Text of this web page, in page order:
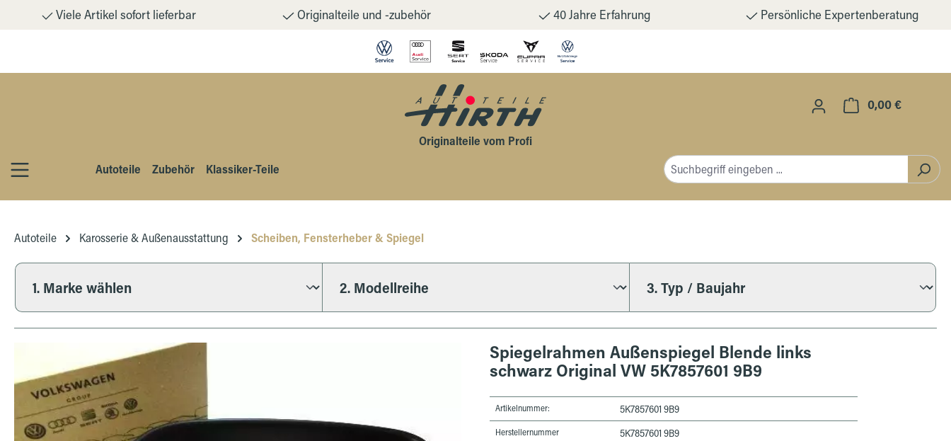
Hauptinhalt springen
Zur Suche springen
Zur Hauptnavigation springen
Viele Artikel sofort lieferbar Originalteile und -zubehör 40 Jahre Erfahrung Persönliche Expertenberatung
0,00 €
Originalteile vom Profi
Autoteile
Zubehör Klassiker-Teile
Autoteile Karosserie & Außenausstattung Scheiben, Fensterheber & Spiegel
Bildergalerie überspringen
Spiegelrahmen Außenspiegel Blende links
schwarz Original VW 5K7857601 9B9
Artikelnummer: 5K7857601 9B9
Herstellernummer 5K7857601 9B9